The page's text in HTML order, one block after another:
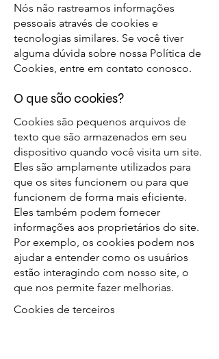
Nós não rastreamos informações
pessoais através de cookies e
tecnologias similares. Se você tiver
alguma dúvida sobre nossa Política de
Cookies, entre em contato conosco.
O que são cookies?
Cookies são pequenos arquivos de
texto que são armazenados em seu
dispositivo quando você visita um site.
Eles são amplamente utilizados para
que os sites funcionem ou para que
funcionem de forma mais eficiente.
Eles também podem fornecer
informações aos proprietários do site.
Por exemplo, os cookies podem nos
ajudar a entender como os usuários
estão interagindo com nosso site, o
que nos permite fazer melhorias.
Cookies de terceiros